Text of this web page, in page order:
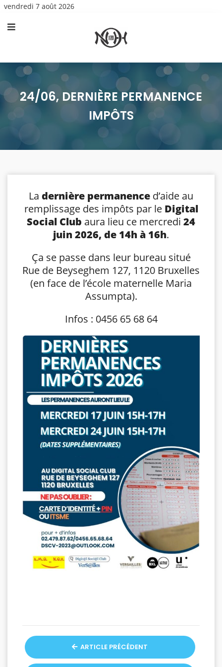
vendredi 7 août 2026
24/06, DERNIÈRE PERMANENCE
IMPÔTS
La dernière permanence d’aide au
remplissage des impôts par le Digital
Social Club aura lieu ce mercredi 24
juin 2026, de 14h à 16h.
Ça se passe dans leur bureau situé
Rue de Beyseghem 127, 1120 Bruxelles
(en face de l’école maternelle Maria
Assumpta).
Infos : 0456 65 68 64
ARTICLE PRÉCÉDENT